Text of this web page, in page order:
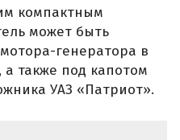
компактным
может быть
генератора в
также под капотом
УАЗ «Патриот».